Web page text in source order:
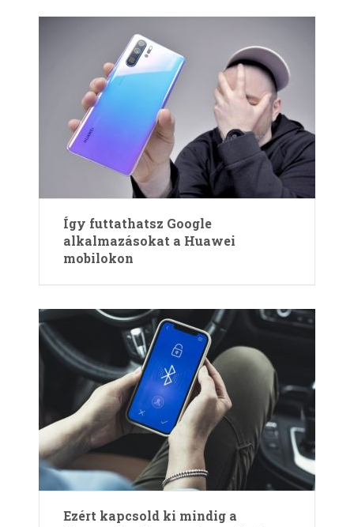
Így futtathatsz Google
alkalmazásokat a Huawei
mobilokon
Ezért kapcsold ki mindig a